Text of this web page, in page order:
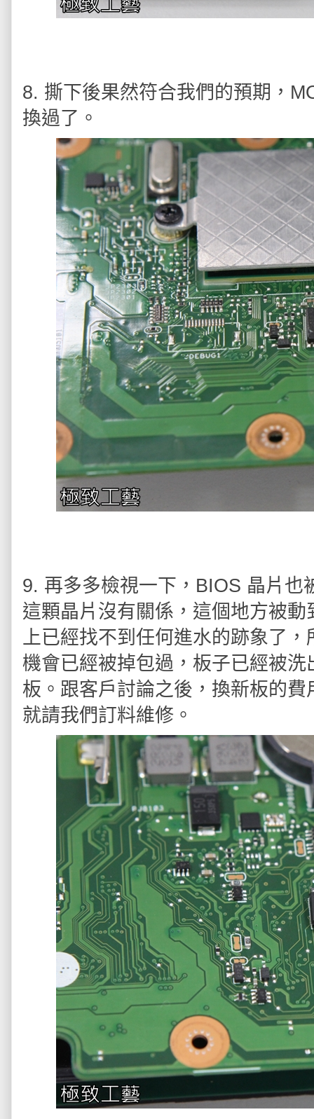
8. 撕下後果然符合我們的預期，
換過了。
9. 再多多檢視一下，BIOS 晶片也
這顆晶片沒有關係，這個地方被
上已經找不到任何進水的跡象了
機會已經被掉包過，板子已經被
板。跟客戶討論之後，換新板的
就請我們訂料維修。